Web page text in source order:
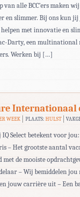
van alle BCC’ers maken
en slimmer. Bij ons kun
met innovatie en
Darty, een multinational
Werken bij […]
Internationaal
WEEK PLAATS: HULST
IQ Select betekent voor
– Het grootste aantal
de mooiste
– Wij bemiddelen
jouw carrière uit – Een